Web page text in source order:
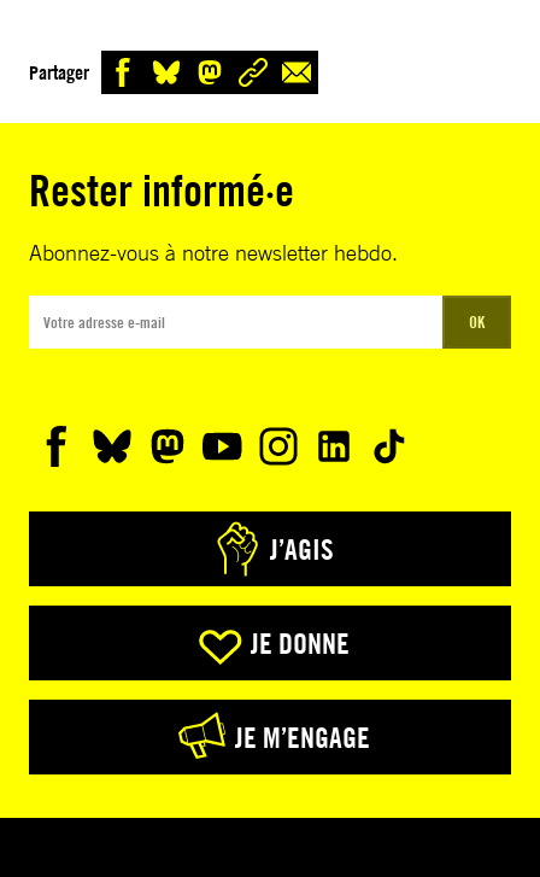
Partager
Rester informé·e
Abonnez-vous à notre newsletter hebdo.
OK
J’AGIS
JE DONNE
JE M’ENGAGE